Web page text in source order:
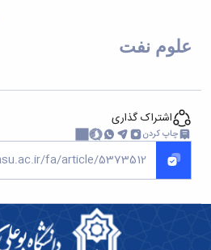
دانشکده
علوم نفت
اشتراک گذاری
چاپ کردن